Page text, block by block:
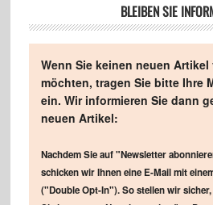
BLEIBEN SIE
Wenn Sie keinen neuen
möchten, tragen Sie bitte Ihre
ein. Wir informieren Sie dann
neuen Artikel:
Nachdem Sie auf "Newsletter
schicken wir Ihnen eine E-Mail mit
("Double Opt-In"). So stellen wir